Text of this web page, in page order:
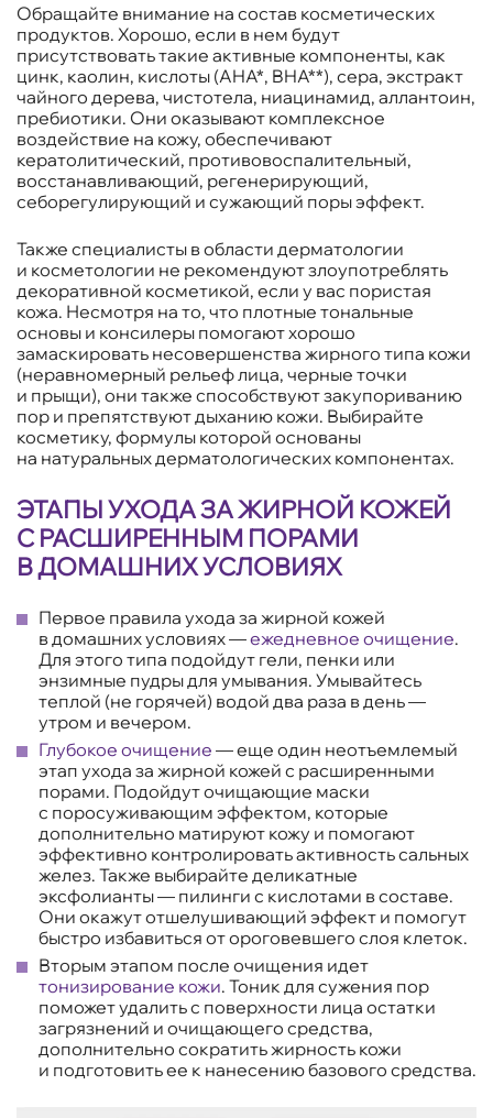
Обращайте внимание на состав косметических
продуктов. Хорошо, если в нем будут
присутствовать такие активные компоненты, как
цинк, каолин, кислоты (AHA*, BHA**), сера, экстракт
чайного дерева, чистотела, ниацинамид, аллантоин,
пребиотики. Они оказывают комплексное
воздействие на кожу, обеспечивают
кератолитический, противовоспалительный,
восстанавливающий, регенерирующий,
себорегулирующий и сужающий поры эффект.
Также специалисты в области дерматологии
и косметологии не рекомендуют злоупотреблять
декоративной косметикой, если у вас пористая
кожа. Несмотря на то, что плотные тональные
основы и консилеры помогают хорошо
замаскировать несовершенства жирного типа кожи
(неравномерный рельеф лица, черные точки
и прыщи), они также способствуют закупориванию
пор и препятствуют дыханию кожи. Выбирайте
косметику, формулы которой основаны
на натуральных дерматологических компонентах.
ЭТАПЫ УХОДА ЗА ЖИРНОЙ КОЖЕЙ
С РАСШИРЕННЫМ ПОРАМИ
В ДОМАШНИХ УСЛОВИЯХ
Первое правила ухода за жирной кожей
в домашних условиях —ежедневное очищение.
Для этого типа подойдут гели, пенки или
энзимные пудры для умывания. Умывайтесь
теплой (не горячей) водой два раза в день —
утром и вечером.
Глубокое очищение — еще один неотъемлемый
этап ухода за жирной кожей с расширенными
порами. Подойдут очищающие маски
с поросуживающим эффектом, которые
дополнительно матируют кожу и помогают
эффективно контролировать активность сальных
желез. Также выбирайте деликатные
эксфолианты — пилинги с кислотами в составе.
Они окажут отшелушивающий эффект и помогут
быстро избавиться от ороговевшего слоя клеток.
Вторым этапом после очищения идет
тонизирование кожи. Тоник для сужения пор
поможет удалить с поверхности лица остатки
загрязнений и очищающего средства,
дополнительно сократить жирность кожи
и подготовить ее к нанесению базового средства.